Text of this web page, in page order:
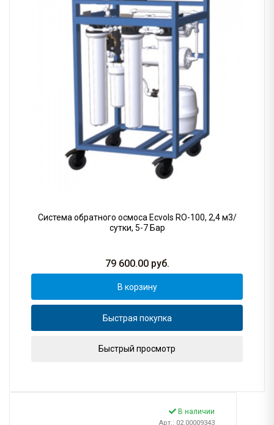
Система обратного осмоса Ecvols RO-100, 2,4 м3/
сутки, 5-7 Бар
79 600.00руб.
В корзину
Быстрая покупка
Быстрый просмотр
В наличии
Арт.: 02.00009343